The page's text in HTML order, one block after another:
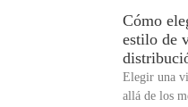
Cómo
estilo de
Elegir una
allá de los